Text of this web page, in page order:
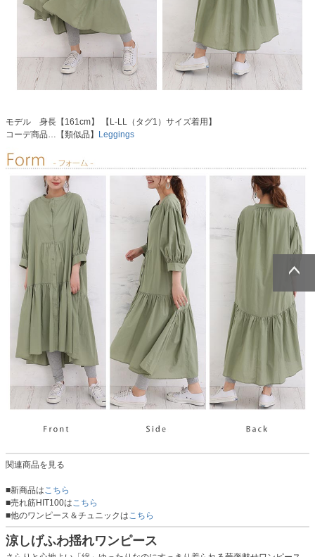
モデル 身長【161cm】 【L-LL（タグ1）サイズ着用】
コーデ商品…【類似品】
Leggings
関連商品を見る
■新商品はこちら
■売れ筋HIT100はこちら
■他のワンピース＆チュニックはこちら
涼しげふわ揺れワンピース
ページトッ
プへ
ページトッ
プへ